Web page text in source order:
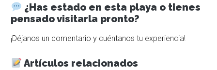
¿Has estado en esta playa o tienes
pensado visitarla pronto?
¡Déjanos un comentario y cuéntanos tu experiencia!
Artículos relacionados